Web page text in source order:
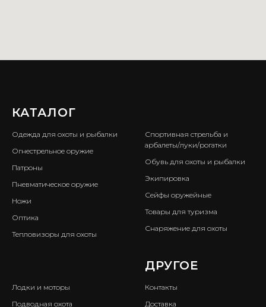
КАТАЛОГ
Одежда для охоты и рыбалки
Огнестрельное оружие
Патроны
Пневматическое оружие
Ножи
Оптика
Тепловизоры для охоты
Спортивная стрельба и
арбалеты/луки/рогатки
Обувь для охоты и рыбалки
Экипировка
Сейфы оружейные
Товары для туризма
Снаряжение для охоты
Лодки и моторы
Подводная охота
ДРУГОЕ
Контакты
Доставка